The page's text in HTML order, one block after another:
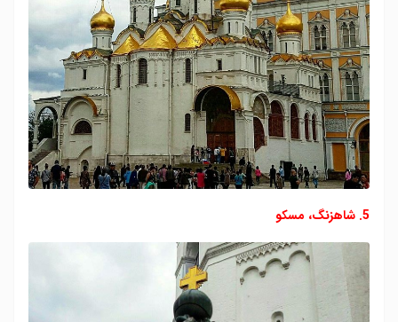
5. شاهزنگ، مسکو